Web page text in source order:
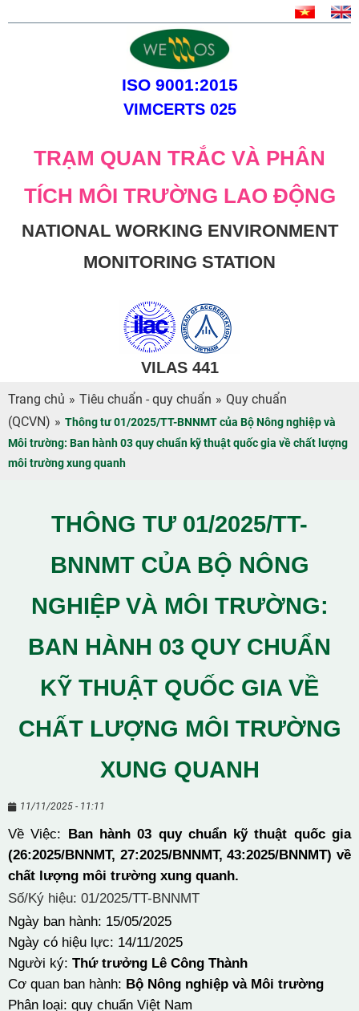
ISO 9001:2015
VIMCERTS 025
TRẠM QUAN TRẮC VÀ PHÂN
TÍCH MÔI TRƯỜNG LAO ĐỘNG
NATIONAL WORKING ENVIRONMENT
MONITORING STATION
VILAS 441
Trang chủ » Tiêu chuẩn - quy chuẩn » Quy chuẩn
(QCVN) » Thông tư 01/2025/TT-BNNMT của Bộ Nông nghiệp và
Môi trường: Ban hành 03 quy chuẩn kỹ thuật quốc gia về chất lượng
môi trường xung quanh
THÔNG TƯ 01/2025/TT-
BNNMT CỦA BỘ NÔNG
NGHIỆP VÀ MÔI TRƯỜNG:
BAN HÀNH 03 QUY CHUẨN
KỸ THUẬT QUỐC GIA VỀ
CHẤT LƯỢNG MÔI TRƯỜNG
XUNG QUANH
11/11/2025 - 11:11
Về Việc: Ban hành 03 quy chuẩn kỹ thuật quốc gia
(26:2025/BNNMT, 27:2025/BNNMT, 43:2025/BNNMT) về
chất lượng môi trường xung quanh.
Số/Ký hiệu: 01/2025/TT-BNNMT
Ngày ban hành: 15/05/2025
Ngày có hiệu lực: 14/11/2025
Người ký: Thứ trưởng Lê Công Thành
Cơ quan ban hành: Bộ Nông nghiệp và Môi trường
Phân loại: quy chuẩn Việt Nam